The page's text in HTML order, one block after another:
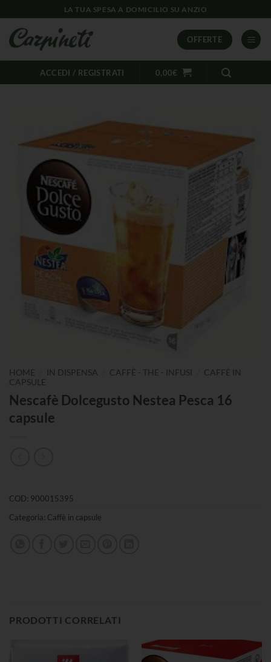
LA TUA SPESA A DOMICILIO SU ANZIO
OFFERTE
ACCEDI / REGISTRATI 0,00€
HOME IN DISPENSA CAFFÈ - THE - INFUSI
CAFFÈ IN
CAPSULE
Nescafè Dolcegusto Nestea Pesca 16
capsule
COD: 900015395
Categoria: Caffè in capsule
PRODOTTI CORRELATI